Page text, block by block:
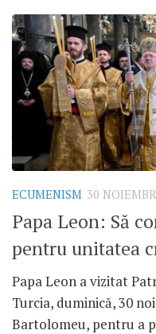
ECUMENISM 30
Papa Leon: Să
pentru unitatea
Papa Leon a vizitat
Turcia, duminică, 30
Bartolomeu, pentru a